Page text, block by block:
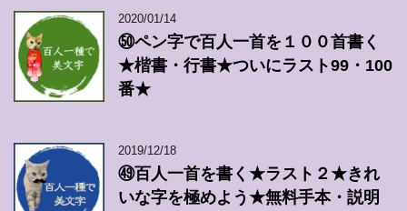
2020/01/14
㊿ペン字で百人一首を１００首書く
★楷書・行書★ついにラスト99・100
番★
2019/12/18
㊾百人一首を書く★ラスト２★きれ
いな字を極めよう★無料手本・説明